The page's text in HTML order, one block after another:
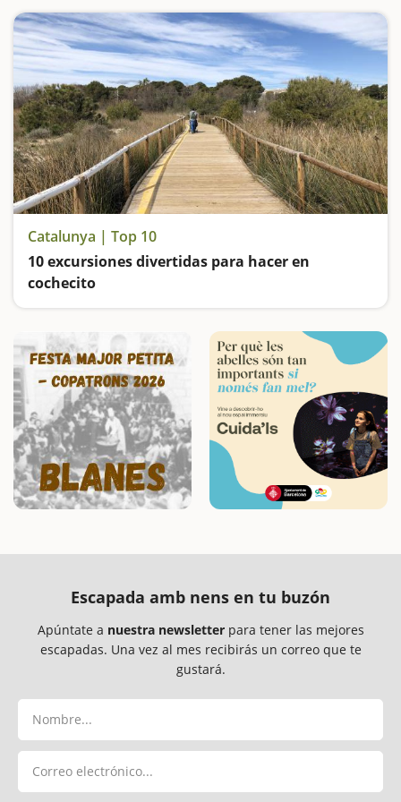
Catalunya | Top 10
10 excursiones divertidas para hacer en
cochecito
Escapada amb nens en tu buzón
Apúntate a nuestra newsletterpara tener las mejores
escapadas. Una vez al mes recibirás un correo que te
gustará.